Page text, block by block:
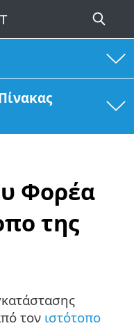
Φορέα
της
τον ιστότοπο